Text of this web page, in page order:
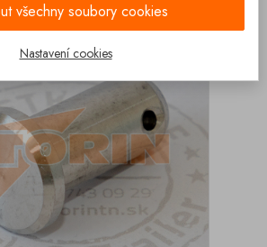
všechny soubory cookies
Nastavení cookies